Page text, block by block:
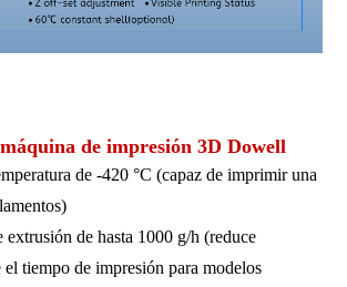
de impresión 3D Dowell
de -420 °C (capaz de imprimir una
de hasta 1000 g/h (reduce
tiempo de impresión para modelos